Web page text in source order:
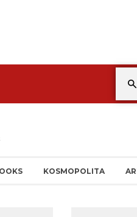
KOSMOPOLITA